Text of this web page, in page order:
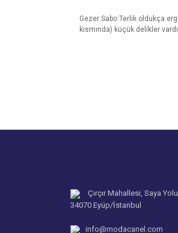
Gezer Sabo Terlik oldukça
kısmında) küçük delikler
Çırçır Mahallesi, Saya
34070 Eyüp/İstanbul
info@modacanel.com